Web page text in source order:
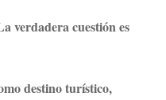
verdadera cuestión es
destino turístico,